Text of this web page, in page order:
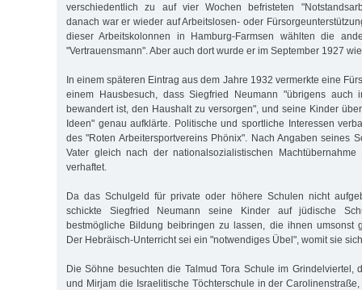
verschiedentlich zu auf vier Wochen befristeten
danach war er wieder auf Arbeitslosen- oder
dieser Arbeitskolonnen in Hamburg-Farmsen wählten die
"Vertrauensmann". Aber auch dort wurde er im September 1927
In einem späteren Eintrag aus dem Jahre 1932 vermerkte eine
einem Hausbesuch, dass Siegfried Neumann "übrigens auch
bewandert ist, den Haushalt zu versorgen", und seine Kinder
Ideen" genau aufklärte. Politische und sportliche Interessen
des "Roten Arbeitersportvereins Phönix". Nach Angaben seines
Vater gleich nach der nationalsozialistischen
verhaftet.
Da das Schulgeld für private oder höhere Schulen nicht
schickte Siegfried Neumann seine Kinder auf jüdische
bestmögliche Bildung beibringen zu lassen, die ihnen umsonst
Der Hebräisch-Unterricht sei ein "notwendiges Übel", womit sie
Die Söhne besuchten die Talmud Tora Schule im Grindelviertel,
und Mirjam die Israelitische Töchterschule in der